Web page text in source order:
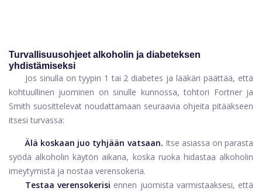
Turvallisuusohjeet alkoholin ja diabeteksen
yhdistämiseksi
Jos sinulla on tyypin 1 tai 2 diabetes ja lääkäri päättää, että
kohtuullinen juominen on sinulle kunnossa, tohtori Fortner ja
Smith suosittelevat noudattamaan seuraavia ohjeita pitääkseen
itsesi turvassa:
Älä koskaan juo tyhjään vatsaan. Itse asiassa on parasta
syödä alkoholin käytön aikana, koska ruoka hidastaa alkoholin
imeytymistä ja nostaa verensokeria.
Testaa verensokerisi ennen juomista varmistaaksesi, että